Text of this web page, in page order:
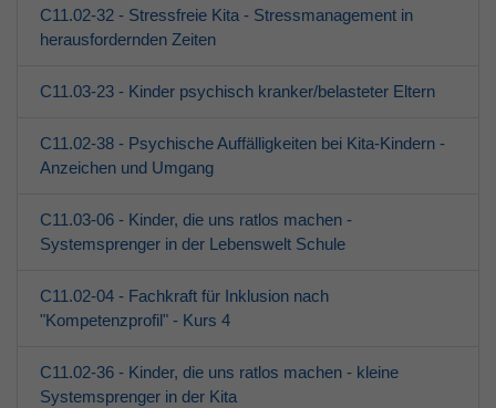
C11.02-32 - Stressfreie Kita - Stressmanagement in
herausfordernden Zeiten
C11.03-23 - Kinder psychisch kranker/belasteter Eltern
C11.02-38 - Psychische Auffälligkeiten bei Kita-Kindern -
Anzeichen und Umgang
C11.03-06 - Kinder, die uns ratlos machen -
Systemsprenger in der Lebenswelt Schule
C11.02-04 - Fachkraft für Inklusion nach
"Kompetenzprofil" - Kurs 4
C11.02-36 - Kinder, die uns ratlos machen - kleine
Systemsprenger in der Kita